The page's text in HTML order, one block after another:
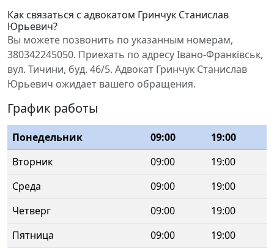
Как связаться с адвокатом Гринчук Станислав
Юрьевич?
Вы можете позвонить по указанным номерам,
380342245050. Приехать по адресу Івано-Франківськ,
вул. Тичини, буд. 46/5. Адвокат Гринчук Станислав
Юрьевич ожидает вашего обращения.
График работы
Понедельник 09:00
19:00
Вторник
09:00
19:00
Среда
09:00
19:00
Четверг
09:00
19:00
Пятница
09:00
19:00